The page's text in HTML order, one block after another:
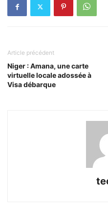
Article précédent
Niger : Amana, une carte
virtuelle locale adossée à
Visa débarque